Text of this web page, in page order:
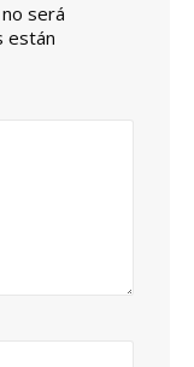
será
están